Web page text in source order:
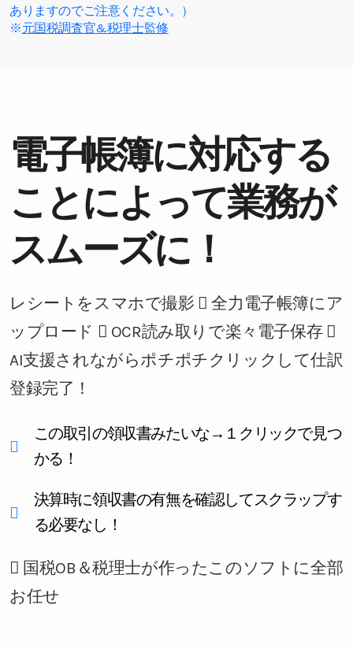
ありますのでご注意ください。）
※元国税調査官&税理士監修
電子帳簿に対応する
ことによって業務が
スムーズに！
レシートをスマホで撮影
全力電子帳簿にア
ップロード
OCR読み取りで楽々電子保存
AI支援されながらポチポチクリックして仕訳
登録完了！
この取引の領収書みたいな→１クリックで見つ
かる！
決算時に領収書の有無を確認してスクラップす
る必要なし！
国税OB＆税理士が作ったこのソフトに全部
お任せ